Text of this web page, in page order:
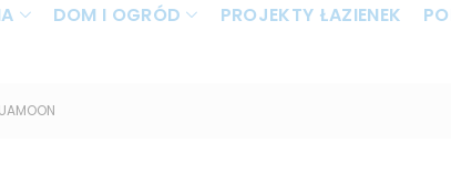
DOM I OGRÓD PROJEKTY ŁAZIENEK